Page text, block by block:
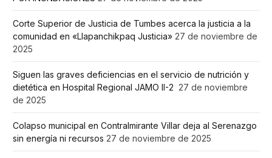
Corte Superior de Justicia de Tumbes acerca la justicia a la
comunidad en «Llapanchikpaq Justicia» 27 de noviembre de
2025
Siguen las graves deficiencias en el servicio de nutrición y
dietética en Hospital Regional JAMO II-2 27 de noviembre
de 2025
Colapso municipal en Contralmirante Villar deja al Serenazgo
sin energía ni recursos 27 de noviembre de 2025